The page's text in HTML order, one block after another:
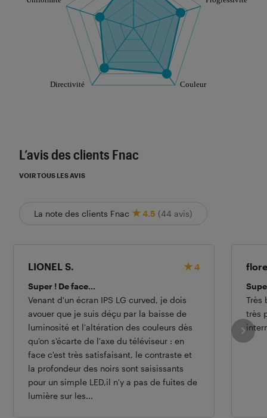
L’avis des clients Fnac
VOIR TOUS LES AVIS
La note des clients Fnac 4.5 (44 avis)
LIONEL S.
4
Super ! De face...
Venant d'un écran IPS LG curved, je dois
avouer que je suis déçu par la baisse de
luminosité et l'altération des couleurs dès
qu'on s'écarte de l'axe du téléviseur : en
face c'est très satisfaisant, le contraste et
la profondeur des noirs sont saisissants
pour un simple LED,il n'y a pas de fuites de
lumière sur les...
Très
très